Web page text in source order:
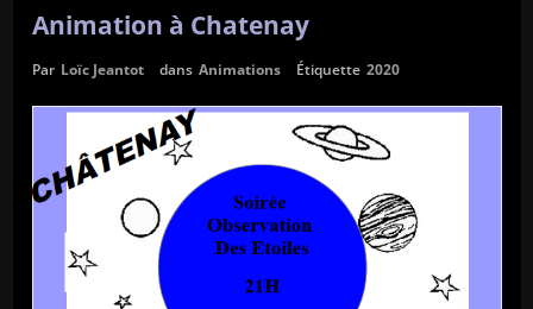
Animation à Chatenay
Par Loïc Jeantot dans Animations Étiquette 2020